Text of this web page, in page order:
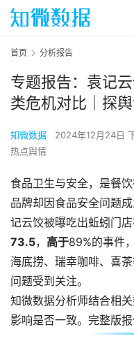
首页 分析报告
专题报告：袁记
类危机对比｜探
知微数据 2024年12月24日
热点舆情
食品卫生与安全，是餐
品牌却因食品安全问题
记云饺被曝吃出蚯蚓门
73.5， 高于89%的事件，
海底捞、瑞幸咖啡、喜
问题受到关注。
知微数据分析师结合相
影响是否一致。完整版报